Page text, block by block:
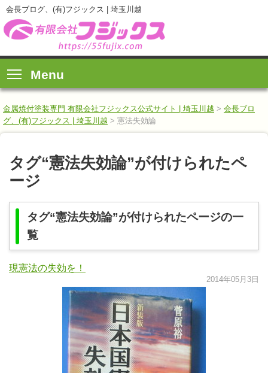
会長ブログ、(有)フジックス | 埼玉川越
Menu
金属焼付塗装専門 有限会社フジックス公式サイト | 埼玉川越 > 会長ブロ
グ、(有)フジックス | 埼玉川越 > 憲法失効論
タグ“憲法失効論”が付けられたペ
ージ
タグ“憲法失効論”が付けられたページの一
覧
現憲法の失効を！
2014年05月3日